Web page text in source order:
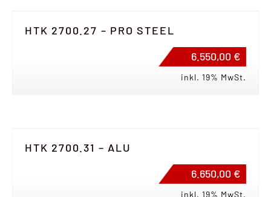
HTK 2700.27 – PRO STEEL
6.550,00 €
inkl. 19% MwSt.
HTK 2700.31 – ALU
6.650,00 €
inkl. 19% MwSt.